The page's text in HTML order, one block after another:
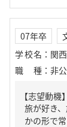
07年卒
学校名 ： 関
職種 ： 非
【志望動機】
旅が好き
かの形で